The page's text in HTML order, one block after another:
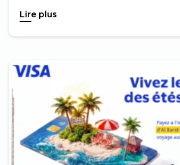
Lire plus